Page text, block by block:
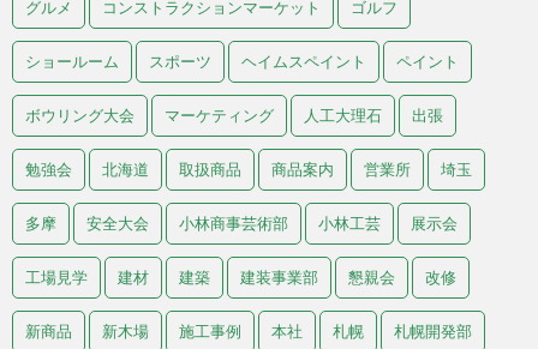
グルメ コンストラクションマーケット ゴルフ
ショールーム スポーツ ヘイムスペイント ペイント
ボウリング大会 マーケティング 人工大理石 出張
勉強会 北海道 取扱商品 商品案内 営業所 埼玉
多摩 安全大会 小林商事芸術部 小林工芸 展示会
工場見学 建材 建築 建装事業部 懇親会 改修
新商品 新木場 施工事例 本社 札幌 札幌開発部